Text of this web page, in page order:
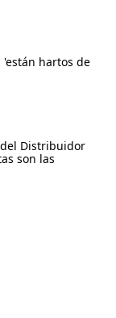
'están hartos de
Distribuidor
son las